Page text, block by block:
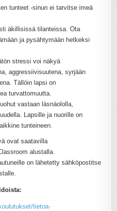
tunteet -sinun ei tarvitse imeä
äkillisissä tilanteissa. Ota
ja pysähtymään hetkeksi
stressi voi näkyä
aggressiivisuutena, syrjään
Tällöin lapsi on
turvattomuutta.
vastaan läsnäololla,
Lapsille ja nuorille on
tunteineen.
ovat saatavilla
alustalla.
on lähetetty sähköpostitse
tietoa-